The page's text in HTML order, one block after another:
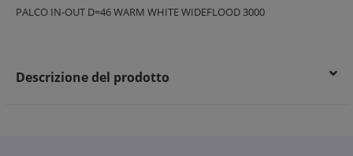
PALCO IN-OUT D=46 WARM WHITE WIDEFLOOD 3000
Descrizione del prodotto